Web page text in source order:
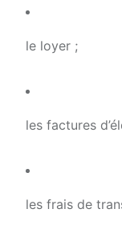
le loyer ;
les factures
les frais de